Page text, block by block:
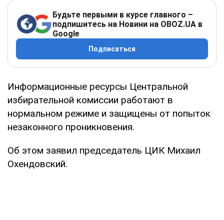
Будьте первыми в курсе главного –
подпишитесь на Новини на OBOZ.UA в
Google
Подписаться
Информационные ресурсы Центральной
избирательной комиссии работают в
нормальном режиме и защищены от попыток
незаконного проникновения.
Об этом заявил председатель ЦИК Михаил
Охендовский.